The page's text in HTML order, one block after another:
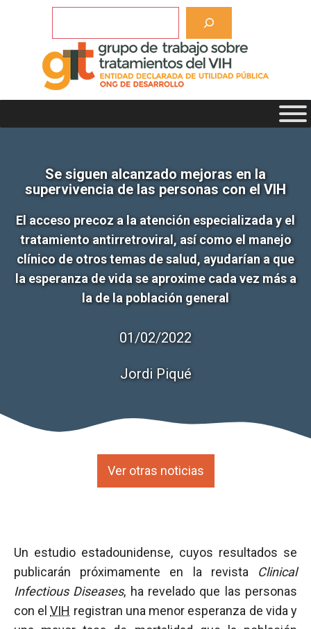
Se siguen alcanzado mejoras en la
supervivencia de las personas con el VIH
El acceso precoz a la atención especializada y el
tratamiento antirretroviral, así como el manejo
clínico de otros temas de salud, ayudarían a que
la esperanza de vida se aproxime cada vez más a
la de la población general
01/02/2022
Jordi Piqué
Ver otras noticias
Un estudio estadounidense, cuyos resultados se
publicarán próximamente en la revista Clinical
Infectious Diseases, ha revelado que las personas
con elVIH registran una menor esperanza de vida y